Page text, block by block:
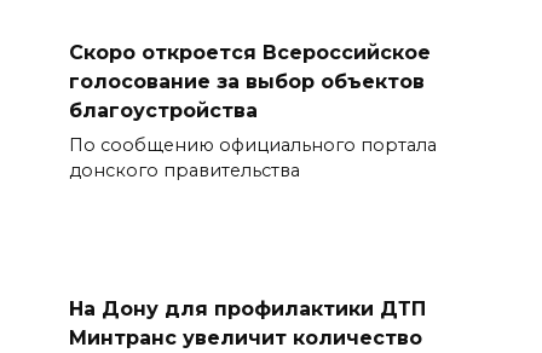
Скоро откроется Всероссийское
голосование за выбор объектов
благоустройства
По сообщению официального портала
донского правительства
На Дону для профилактики ДТП
Минтранс увеличит количество